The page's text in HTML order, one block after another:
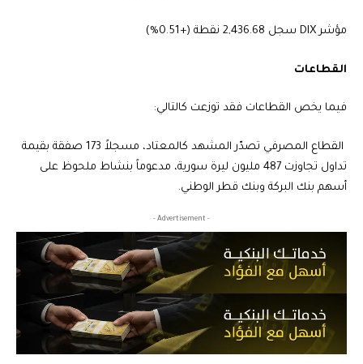
مؤشر DIX سجل 2,436.68 نقطة (+0.51%)
القطاعات
فيما يخص القطاعات فقد توزعت كالتالي:
القطاع المصرفي تصدّر المشهد كالمعتاد، مسجلاً 173 صفقة بقيمة
تداول تجاوزت 487 مليون ليرة سورية، مدعوماً بنشاط ملحوظ على
أسهم بنك البركة وبنك قطر الوطني.
- Advertisement -